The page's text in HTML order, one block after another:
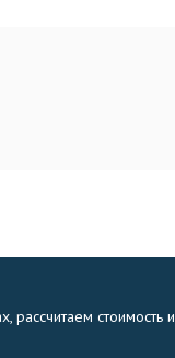
рассчитаем стоимость и